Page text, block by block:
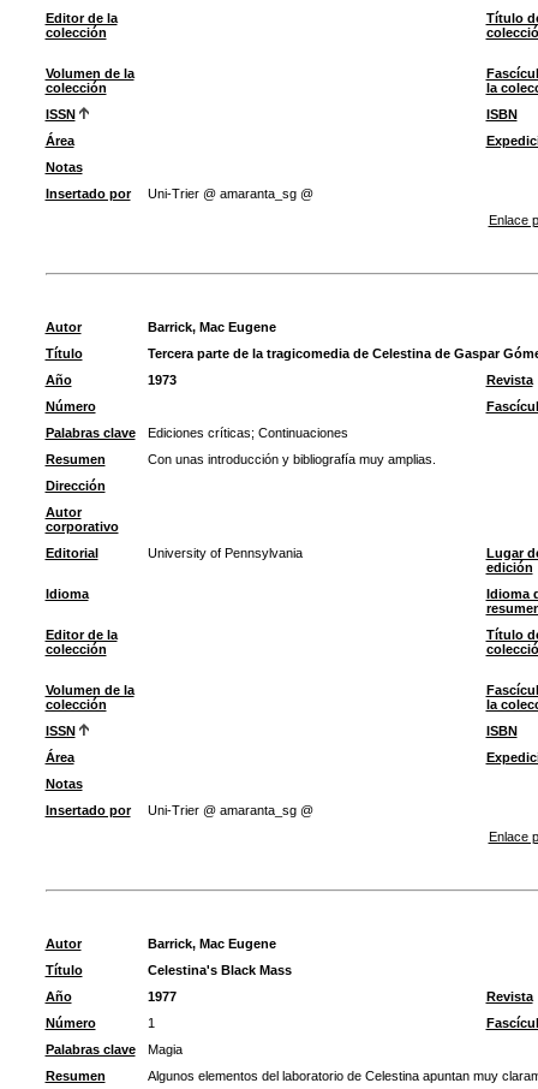
Editor de la
colección
Título
Volumen de la
colección
la
ISSN
ISBN
Área
Notas
Insertado por
Uni-Trier @ amaranta_sg @
Enlace
Autor
Barrick, Mac Eugene
Título
Tercera parte de la tragicomedia de Celestina de Gaspar
Año
1973
Revista
Número
Palabras clave
Ediciones críticas; Continuaciones
Resumen
Con unas introducción y bibliografía muy amplias.
Dirección
Autor
corporativo
Editorial
University of Pennsylvania
Lugar
edición
Idioma
Idioma
Editor de la
colección
Título
Volumen de la
colección
la
ISSN
ISBN
Área
Notas
Insertado por
Uni-Trier @ amaranta_sg @
Enlace
Autor
Barrick, Mac Eugene
Título
Celestina's Black Mass
Año
1977
Revista
Número
1
Palabras clave
Magia
Resumen
Algunos elementos del laboratorio de Celestina apuntan muy